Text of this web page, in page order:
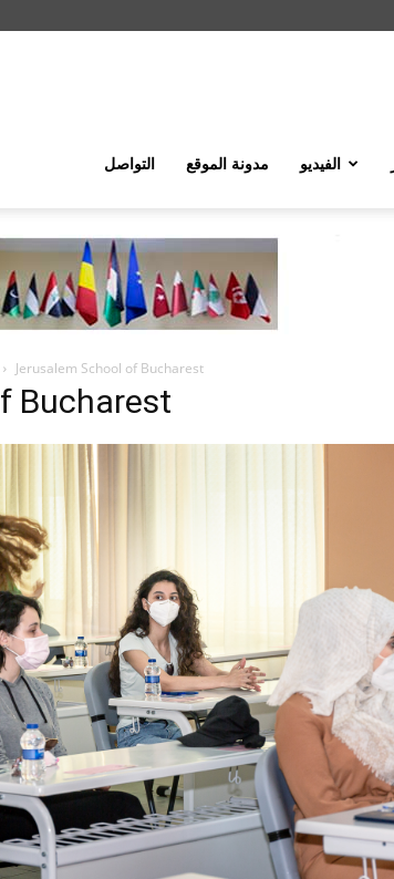
التواصل مدونة الموقع الفيديو
Jerusalem School of Bucharest
Bucharest